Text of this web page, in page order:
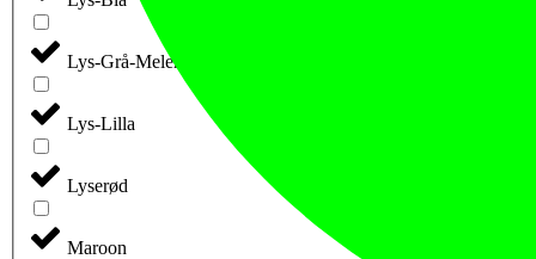
Lys-Grå-Meleret
Lys-Lilla
Lyserød
Maroon